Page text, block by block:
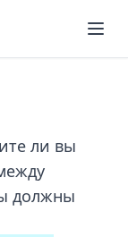
ли вы
должны